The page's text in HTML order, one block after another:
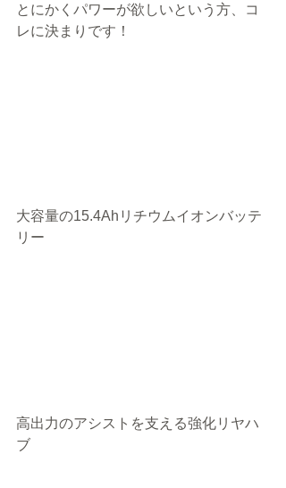
とにかくパワーが欲しいという方、コ
レに決まりです！
大容量の15.4Ahリチウムイオンバッテ
リー
高出力のアシストを支える強化リヤハ
ブ